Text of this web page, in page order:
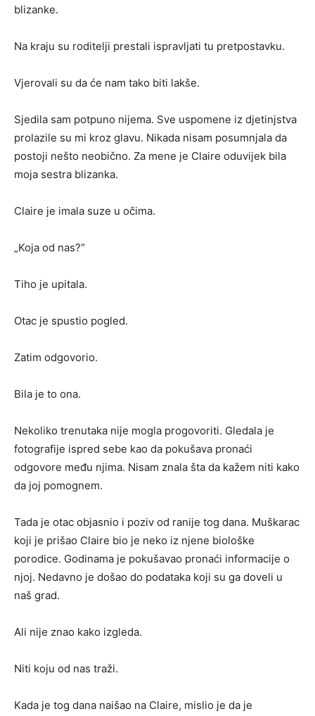
blizanke.
Na kraju su roditelji prestali ispravljati tu pretpostavku.
Vjerovali su da će nam tako biti lakše.
Sjedila sam potpuno nijema. Sve uspomene iz djetinjstva
prolazile su mi kroz glavu. Nikada nisam posumnjala da
postoji nešto neobično. Za mene je Claire oduvijek bila
moja sestra blizanka.
Claire je imala suze u očima.
„Koja od nas?“
Tiho je upitala.
Otac je spustio pogled.
Zatim odgovorio.
Bila je to ona.
Nekoliko trenutaka nije mogla progovoriti. Gledala je
fotografije ispred sebe kao da pokušava pronaći
odgovore među njima. Nisam znala šta da kažem niti kako
da joj pomognem.
Tada je otac objasnio i poziv od ranije tog dana. Muškarac
koji je prišao Claire bio je neko iz njene biološke
porodice. Godinama je pokušavao pronaći informacije o
njoj. Nedavno je došao do podataka koji su ga doveli u
naš grad.
Ali nije znao kako izgleda.
Niti koju od nas traži.
Kada je tog dana naišao na Claire, mislio je da je